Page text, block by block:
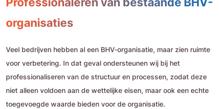
organisaties
Veel bedrijven hebben al een BHV-organisatie, maar zien ruimte
voor verbetering. In dat geval ondersteunen wij bij het
professionaliseren van de structuur en processen, zodat deze
niet alleen voldoen aan de wettelijke eisen, maar ook een echte
toegevoegde waarde bieden voor de organisatie.